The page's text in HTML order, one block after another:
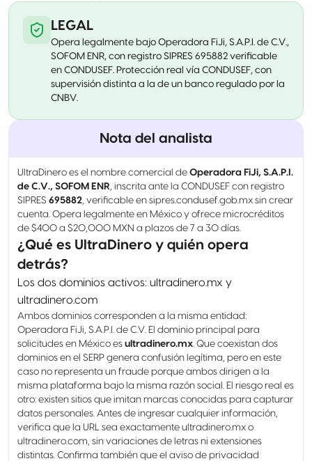
LEGAL
Opera legalmente bajo Operadora FiJi, S.A.P.I. de C.V.,
SOFOM ENR, con registro SIPRES 695882 verificable
en CONDUSEF. Protección real vía CONDUSEF, con
supervisión distinta a la de un banco regulado por la
CNBV.
Nota del analista
UltraDinero es el nombre comercial de Operadora FiJi, S.A.P.I.
de C.V., SOFOM ENR, inscrita ante la CONDUSEF con registro
SIPRES 695882, verificable en sipres.condusef.gob.mx sin crear
cuenta. Opera legalmente en México y ofrece microcréditos
de $400 a $20,000 MXN a plazos de 7 a 30 días.
¿Qué es UltraDinero y quién opera
detrás?
Los dos dominios activos: ultradinero.mx y
ultradinero.com
Ambos dominios corresponden a la misma entidad:
Operadora FiJi, S.A.P.I. de C.V. El dominio principal para
solicitudes en México es ultradinero.mx. Que coexistan dos
dominios en el SERP genera confusión legítima, pero en este
caso no representa un fraude porque ambos dirigen a la
misma plataforma bajo la misma razón social. El riesgo real es
otro: existen sitios que imitan marcas conocidas para capturar
datos personales. Antes de ingresar cualquier información,
verifica que la URL sea exactamente ultradinero.mx o
ultradinero.com, sin variaciones de letras ni extensiones
distintas. Confirma también que el aviso de privacidad